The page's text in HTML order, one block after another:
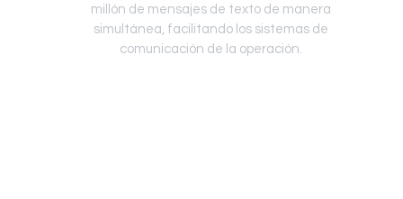
millón de mensajes de texto de manera
simultánea, facilitando los sistemas de
comunicación de la operación.